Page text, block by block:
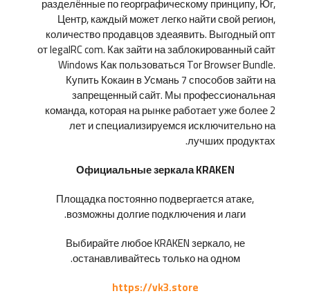
Центр, каждый может легко найти свой регион,
количество продавцов здеаявить. Выгодный опт
от legalRC com. Как зайти на заблокированный сайт
Windows Как пользоваться Tor Browser Bundle.
Купить Кокаин в Усмань 7 способов зайти на
запрещенный сайт. Мы профессиональная
команда, которая на рынке работает уже более 2
лет и специализируемся исключительно на
лучших продуктах.
Официальные зеркала KRAKEN
Площадка постоянно подвергается атаке,
возможны долгие подключения и лаги.
Выбирайте любое KRAKEN зеркало, не
останавливайтесь только на одном.
https://vk3.store